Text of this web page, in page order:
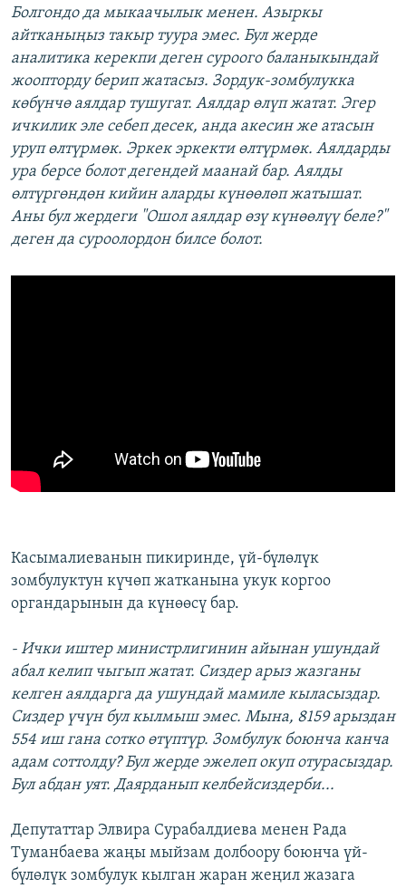
Болгондо да мыкаачылык менен. Азыркы
айтканыңыз такыр туура эмес. Бул жерде
аналитика керекпи деген суроого баланыкындай
жоопторду берип жатасыз. Зордук-зомбулукка
көбүнчө аялдар тушугат. Аялдар өлүп жатат. Эгер
ичкилик эле себеп десек, анда акесин же атасын
уруп өлтүрмөк. Эркек эркекти өлтүрмөк. Аялдарды
ура берсе болот дегендей маанай бар. Аялды
өлтүргөндөн кийин аларды күнөөлөп жатышат.
Аны бул жердеги "Ошол аялдар өзү күнөөлүү беле?"
деген да суроолордон билсе болот.
Касымалиеванын пикиринде, үй-бүлөлүк
зомбулуктун күчөп жатканына укук коргоо
органдарынын да күнөөсү бар.
- Ички иштер министрлигинин айынан ушундай
абал келип чыгып жатат. Сиздер арыз жазганы
келген аялдарга да ушундай мамиле кыласыздар.
Сиздер үчүн бул кылмыш эмес. Мына, 8159 арыздан
554 иш гана сотко өтүптүр. Зомбулук боюнча канча
адам соттолду? Бул жерде эжелеп окуп отурасыздар.
Бул абдан уят. Даярданып келбейсиздерби...
Депутаттар Элвира Сурабалдиева менен Рада
Туманбаева жаңы мыйзам долбоору боюнча үй-
бүлөлүк зомбулук кылган жаран жеңил жазага